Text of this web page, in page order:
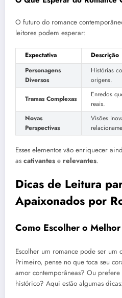
O futuro do romance
leitores podem esperar:
Expectativa
Descrição
Personagens
Diversos
Histórias
origens.
Tramas Complexas
Enredos
reais.
Novas
Perspectivas
Visões
Esses elementos vão enriquecer
as cativantes e relevantes.
Dicas de Leitura
Apaixonados por
Como Escolher o
Escolher um romance pode ser um
Primeiro, pense no que toca seu
amor contemporâneas? Ou
histórico? Aqui estão algumas dicas: